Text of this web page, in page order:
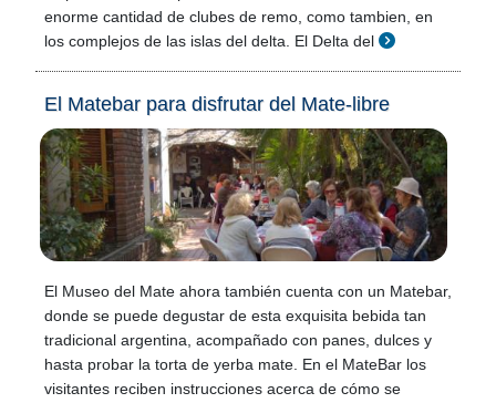
enorme cantidad de clubes de remo, como tambien, en
los complejos de las islas del delta. El Delta del
El Matebar para disfrutar del Mate-libre
El Museo del Mate ahora también cuenta con un Matebar,
donde se puede degustar de esta exquisita bebida tan
tradicional argentina, acompañado con panes, dulces y
hasta probar la torta de yerba mate. En el MateBar los
visitantes reciben instrucciones acerca de cómo se